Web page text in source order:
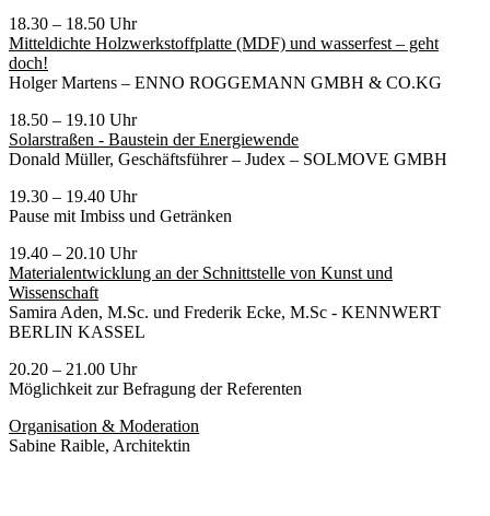
18.30 – 18.50 Uhr
Mitteldichte Holzwerkstoffplatte (MDF) und wasserfest – geht
doch!
Holger Martens – ENNO ROGGEMANN GMBH & CO.KG
18.50 – 19.10 Uhr
Solarstraßen - Baustein der Energiewende
Donald Müller, Geschäftsführer – Judex – SOLMOVE GMBH
19.30 – 19.40 Uhr
Pause mit Imbiss und Getränken
19.40 – 20.10 Uhr
Materialentwicklung an der Schnittstelle von Kunst und
Wissenschaft
Samira Aden, M.Sc. und Frederik Ecke, M.Sc - KENNWERT
BERLIN KASSEL
20.20 – 21.00 Uhr
Möglichkeit zur Befragung der Referenten
Organisation & Moderation
Sabine Raible, Architektin